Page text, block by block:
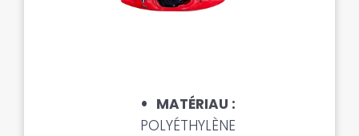
MATÉRIAU :
POLYÉTHYLÈNE